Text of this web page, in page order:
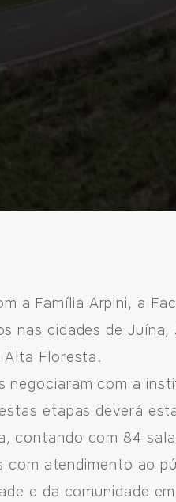
a Família Arpini, a
nas cidades de Juína,
Alta Floresta.
com a
etapas deverá
contando com 84
atendimento ao
e da comunidade